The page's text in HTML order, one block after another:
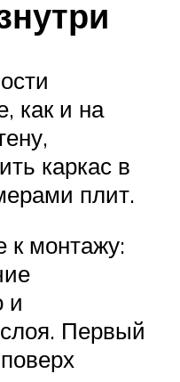
как и на
каркас в
плит.
к монтажу:
и
Первый